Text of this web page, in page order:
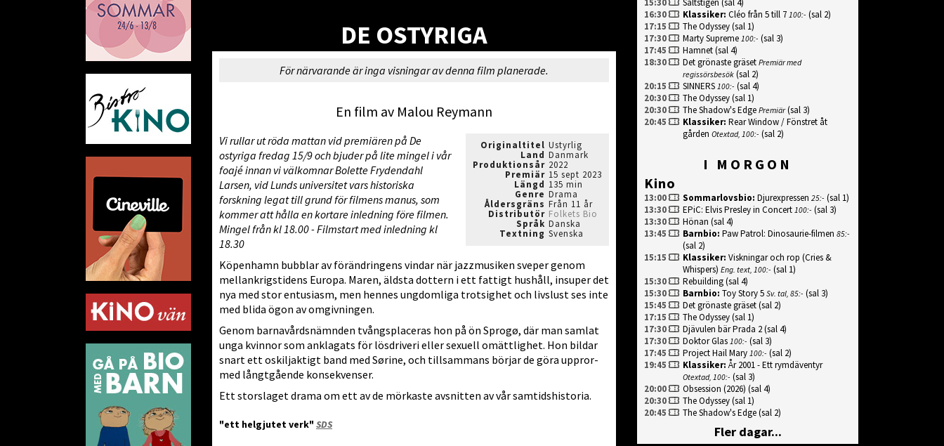
15:30
Saltstigen (sal 4)
16:30
Klassiker: Cléo från 5 till 7 100:- (sal 2)
17:15
The Odyssey(sal 1)
17:30
Marty Supreme 100:- (sal 3)
17:45
Hamnet(sal 4)
18:30
Det grönaste gräset Premiär med
regissörsbesök (sal 2)
20:15
SINNERS 100:- (sal 4)
20:30
The Odyssey(sal 1)
20:30
The Shadow's Edge Premiär(sal 3)
20:45
Klassiker: Rear Window / Fönstret åt
gården Otextad, 100:- (sal 2)
I MORGON
Kino
13:00 Sommarlovsbio: Djurexpressen 25:- (sal 1)
13:30
EPiC: Elvis Presley in Concert 100:- (sal 3)
13:30
Hönan (sal 4)
13:45
Barnbio: Paw Patrol: Dinosaurie-filmen 85:-
(sal 2)
15:15
Klassiker: Viskningar och rop (Cries &
Whispers) Eng. text, 100:- (sal 1)
15:30
Rebuilding(sal 4)
15:30
Barnbio: Toy Story 5 Sv. tal, 85:- (sal 3)
15:45
Det grönaste gräset(sal 2)
17:15
The Odyssey(sal 1)
17:30
Djävulen bär Prada 2(sal 4)
17:30
Doktor Glas 100:- (sal 3)
17:45
Project Hail Mary 100:- (sal 2)
19:45
Klassiker: År 2001 - Ett rymdäventyr
Otextad, 100:- (sal 3)
20:00
Obsession (2026) (sal 4)
20:30
The Odyssey(sal 1)
20:45
The Shadow's Edge(sal 2)
Fler dagar...
DE OSTYRIGA
För närvarande är inga visningar av denna film planerade.
En film av Malou Reymann
Originaltitel
Land
Produktionsår
Premiär
Längd
Genre
Åldersgräns
Distributör
Språk
Textning
Ustyrlig
Danmark
2022
15 sept 2023
135 min
Drama
Från 11 år
Folkets Bio
Danska
Svenska
Vi rullar ut röda mattan vid premiären på De
ostyriga fredag 15/9 och bjuder på lite mingel i vår
foajé innan vi välkomnar Bolette Frydendahl
Larsen, vid Lunds universitet vars historiska
forskning legat till grund för filmens manus, som
kommer att hålla en kortare inledning före filmen.
Mingel från kl 18.00 - Filmstart med inledning kl
18.30
Köpenhamn bubblar av förändringens vindar när jazzmusiken sveper genom
mellankrigstidens Europa. Maren, äldsta dottern i ett fattigt hushåll, insuper det
nya med stor entusiasm, men hennes ungdomliga trotsighet och livslust ses inte
med blida ögon av omgivningen.
Genom barnavårdsnämnden tvångsplaceras hon på ön Sprogø, där man samlat
unga kvinnor som anklagats för lösdriveri eller sexuell omättlighet. Hon bildar
snart ett oskiljaktigt band med Sørine, och tillsammans börjar de göra uppror-
med långtgående konsekvenser.
Ett storslaget drama om ett av de mörkaste avsnitten av vår samtidshistoria.
"ett helgjutet verk"SDS